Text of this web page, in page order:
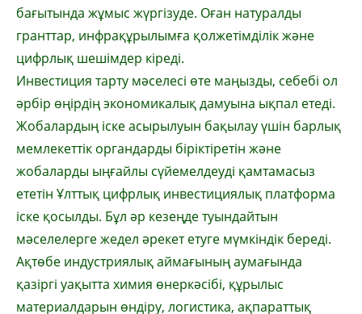
бағытында жұмыс жүргізуде. Оған натуралды
гранттар, инфрақұрылымға қолжетімділік және
цифрлық шешімдер кіреді.
Инвестиция тарту мәселесі өте маңызды, себебі ол
әрбір өңірдің экономикалық дамуына ықпал етеді.
Жобалардың іске асырылуын бақылау үшін барлық
мемлекеттік органдарды біріктіретін және
жобаларды ыңғайлы сүйемелдеуді қамтамасыз
ететін Ұлттық цифрлық инвестициялық платформа
іске қосылды. Бұл әр кезеңде туындайтын
мәселелерге жедел әрекет етуге мүмкіндік береді.
Ақтөбе индустриялық аймағының аумағында
қазіргі уақытта химия өнеркәсібі, құрылыс
материалдарын өндіру, логистика, ақпараттық